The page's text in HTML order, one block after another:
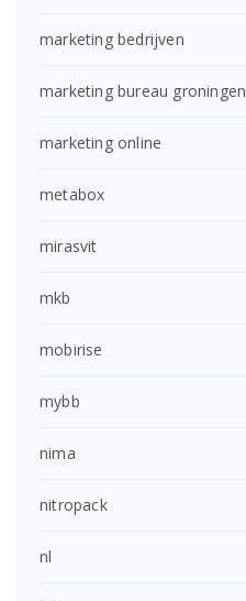
marketing bedrijven
marketing bureau groningen
marketing online
metabox
mirasvit
mkb
mobirise
mybb
nima
nitropack
nl